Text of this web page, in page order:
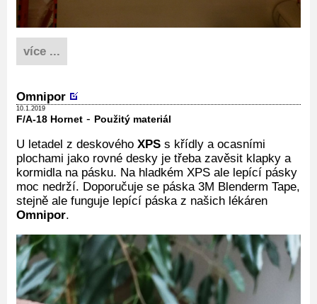
více ...
Omnipor
10.1.2019
F/A-18 Hornet - Použitý materiál
U letadel z deskového XPS s křídly a ocasními
plochami jako rovné desky je třeba zavěsit klapky a
kormidla na pásku. Na hladkém XPS ale lepící pásky
moc nedrží. Doporučuje se páska 3M Blenderm Tape,
stejně ale funguje lepící páska z našich lékáren
Omnipor.